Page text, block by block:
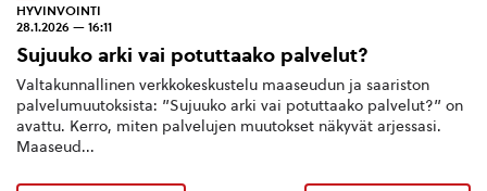
HYVINVOINTI
28.1.2026 — 16:11
Sujuuko arki vai potuttaako palvelut?
Valtakunnallinen verkkokeskustelu maaseudun ja saariston
palvelumuutoksista: ”Sujuuko arki vai potuttaako palvelut?” on
avattu. Kerro, miten palvelujen muutokset näkyvät arjessasi.
Maaseud...